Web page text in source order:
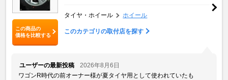
この商品の
価格を比較する
タイヤ・ホイール ホイール
このカテゴリの取付店を探す
ユーザーの最新投稿
2026年8月6日
ワゴンR時代の前オーナー様が夏タイヤ用として使われていたも